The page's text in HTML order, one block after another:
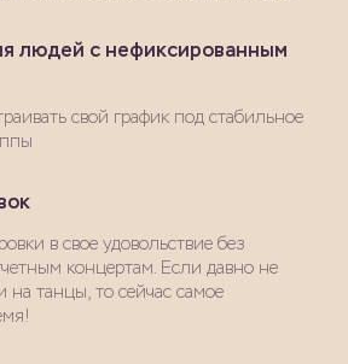
людей с нефиксированным
свой график под стабильное
в свое удовольствие без
концертам. Если давно не
на танцы, то сейчас самое